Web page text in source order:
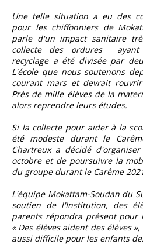
Une telle situation a eu des
pour les chiffonniers de
parle d'un impact sanitaire
collecte des ordures ayant
recyclage a été divisée par
L'école que nous soutenons
courant mars et devrait
Près de mille élèves de la
alors reprendre leurs études.
Si la collecte pour aider à la
été modeste durant le
Chartreux a décidé
octobre et de poursuivre la
du groupe durant le Carême
L'équipe Mokattam-Soudan du
soutien de l'Institution, des
parents répondra présent pour
« Des élèves aident des élèves
aussi difficile pour les enfants